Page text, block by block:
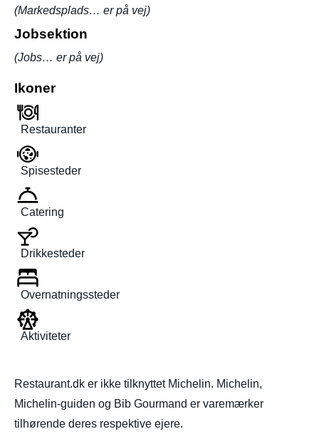
(Markedsplads… er på vej)
Jobsektion
(Jobs… er på vej)
Ikoner
Restauranter
Spisesteder
Catering
Drikkesteder
Overnatningssteder
Aktiviteter
Restaurant.dk er ikke tilknyttet Michelin. Michelin,
Michelin-guiden og Bib Gourmand er varemærker
tilhørende deres respektive ejere.